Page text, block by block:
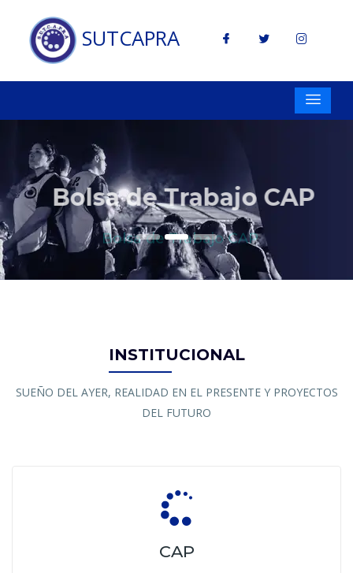
SUTCAPRA
Bolsa de Trabajo CAP
Bolsa de Trabajo CAP
ANOTATE
Previous
INSTITUCIONAL
SUEÑO DEL AYER, REALIDAD EN EL PRESENTE Y PROYECTOS
DEL FUTURO
CAP